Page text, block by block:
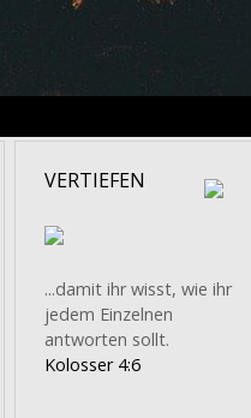
VERTIEFEN
...damit ihr wisst, wie ihr
jedem Einzelnen
antworten sollt.
Kolosser 4:6